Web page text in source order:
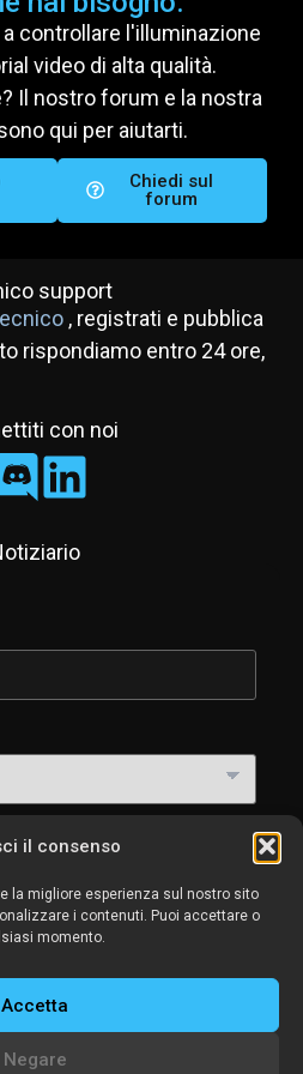
il consenso
la migliore esperienza sul nostro sito
i contenuti. Puoi accettare o
momento.
Accetta
Negare
controllare l'illuminazione
video di alta qualità.
Il nostro forum e la nostra
qui per aiutarti.
Chiedi sul
forum
support
, registrati e pubblica
rispondiamo entro 24 ore,
con noi
email di SweetLight
tutorial e aggiornamenti sui